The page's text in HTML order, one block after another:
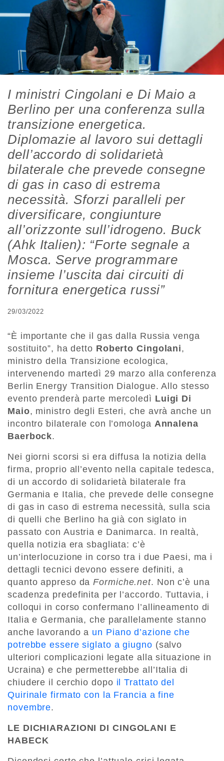
I ministri Cingolani e Di Maio a
Berlino per una conferenza sulla
transizione energetica.
Diplomazie al lavoro sui dettagli
dell’accordo di solidarietà
bilaterale che prevede consegne
di gas in caso di estrema
necessità. Sforzi paralleli per
diversificare, congiunture
all’orizzonte sull’idrogeno. Buck
(Ahk Italien): “Forte segnale a
Mosca. Serve programmare
insieme l’uscita dai circuiti di
fornitura energetica russi”
29/03/2022
“È importante che il gas dalla Russia venga
sostituito”, ha detto Roberto Cingolani,
ministro della Transizione ecologica,
intervenendo martedì 29 marzo alla conferenza
Berlin Energy Transition Dialogue. Allo stesso
evento prenderà parte mercoledì Luigi Di
Maio, ministro degli Esteri, che avrà anche un
incontro bilaterale con l’omologa Annalena
Baerbock.
Nei giorni scorsi si era diffusa la notizia della
firma, proprio all’evento nella capitale tedesca,
di un accordo di solidarietà bilaterale fra
Germania e Italia, che prevede delle consegne
di gas in caso di estrema necessità, sulla scia
di quelli che Berlino ha già con siglato in
passato con Austria e Danimarca. In realtà,
quella notizia era sbagliata: c’è
un’interlocuzione in corso tra i due Paesi, ma i
dettagli tecnici devono essere definiti, a
quanto appreso daFormiche.net. Non c’è una
scadenza predefinita per l’accordo. Tuttavia, i
colloqui in corso confermano l’allineamento di
Italia e Germania, che parallelamente stanno
anche lavorando a un Piano d’azione che
potrebbe essere siglato a giugno (salvo
ulteriori complicazioni legate alla situazione in
Ucraina) e che permetterebbe all’Italia di
chiudere il cerchio dopo il Trattato del
Quirinale firmato con la Francia a fine
novembre.
LE DICHIARAZIONI DI CINGOLANI E
HABECK